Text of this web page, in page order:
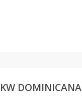
KW DOMINICANA